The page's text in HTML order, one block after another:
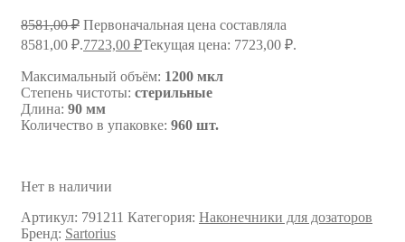
8581,00₽ Первоначальная цена составляла
8581,00 ₽.7723,00 ₽Текущая цена: 7723,00 ₽.
Максимальный объём: 1200 мкл
Степень чистоты: стерильные
Длина: 90 мм
Количество в упаковке: 960 шт.
Нет в наличии
Артикул: 791211 Категория: Наконечники для дозаторов
Бренд: Sartorius